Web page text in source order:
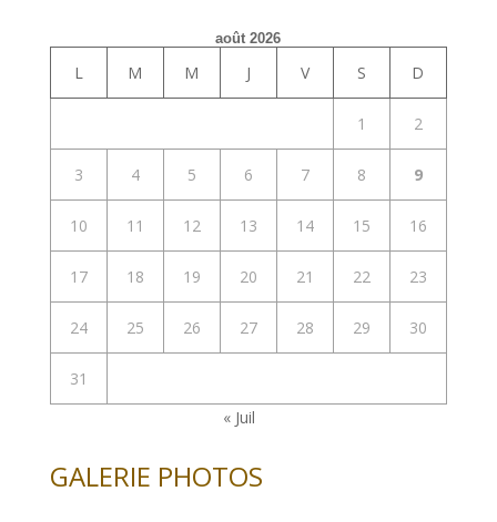
août 2026
L M M J V S D
1 2
3 4 5 6 7 8 9
10 11 12 13 14 15 16
17 18 19 20 21 22 23
24 25 26 27 28 29 30
31
« Juil
GALERIE PHOTOS